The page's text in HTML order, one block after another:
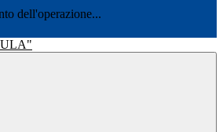
dell'operazione...